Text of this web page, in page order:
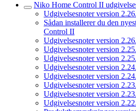
Niko Home Control II
Udgivelsesnoter version
Sådan installerer du den
Control II
Udgivelsesnoter version
Udgivelsesnoter version
Udgivelsesnoter version
Udgivelsesnoter version
Udgivelsesnoter version
Udgivelsesnoter version
Udgivelsesnoter version
Udgivelsesnoter version